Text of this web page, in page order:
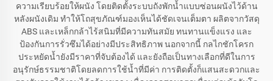
ความเรียบร้อยให้ผนัง โดยติดตั้งระบบถังพักน้ำแบบซ่อนผนังไว้ด้าน
หลังผนังเดิม ทำให้โถสุขภัณฑ์มองเห็นได้ชัดเจนเต็มตา ผลิตจากวัสดุ
ABS และเหล็กกล้าไร้สนิมที่มีความทันสมัย ทนทานแข็งแรง และ
ป้องกันการรั่วซึมได้อย่างมีประสิทธิภาพ นอกจากนี้ กลไกชักโครก
ประหยัดน้ำยังมีราคาที่จับต้องได้ และยังถือเป็นทางเลือกที่ดีในการ
อนุรักษ์ธรรมชาติโดยลดการใช้น้ำที่มีค่า การติดตั้งก็แสนสะดวกและ